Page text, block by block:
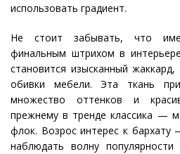
использовать градиент.
Не стоит забывать, что
финальным штрихом в
становится изысканный
обивки мебели. Эта ткань
множество оттенков и
прежнему в тренде классика —
флок. Возрос интерес к
наблюдать волну